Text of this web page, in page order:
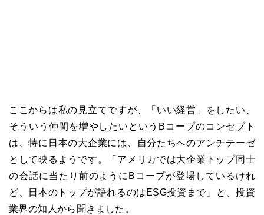
ここからは私の見立てですが、「いい経営」をしたい、
そういう仲間を増やしたいというBコープのコンセプト
は、特に日本の大企業には、自分たちへのアンチテーゼ
として映るようです。「アメリカでは大企業トップ同士
の会話に当たり前のようにBコープが登場しているけれ
ど、日本のトップが語れるのは ESG投資まで」と、投資
業界の知人から聞きました。